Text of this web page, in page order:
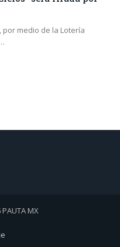
medio de la Lotería
MX